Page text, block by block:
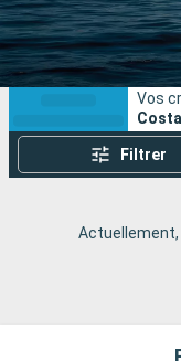
Mois de départ
Ports
Vos
Filtrer
Actuellement,